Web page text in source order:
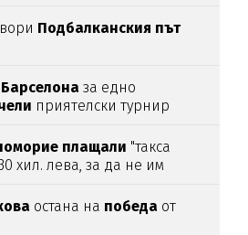
Подбалканския път
Барселона за едно
приятелски турнир
плащали "такса
хил. лева, за да не им
остана на победа от